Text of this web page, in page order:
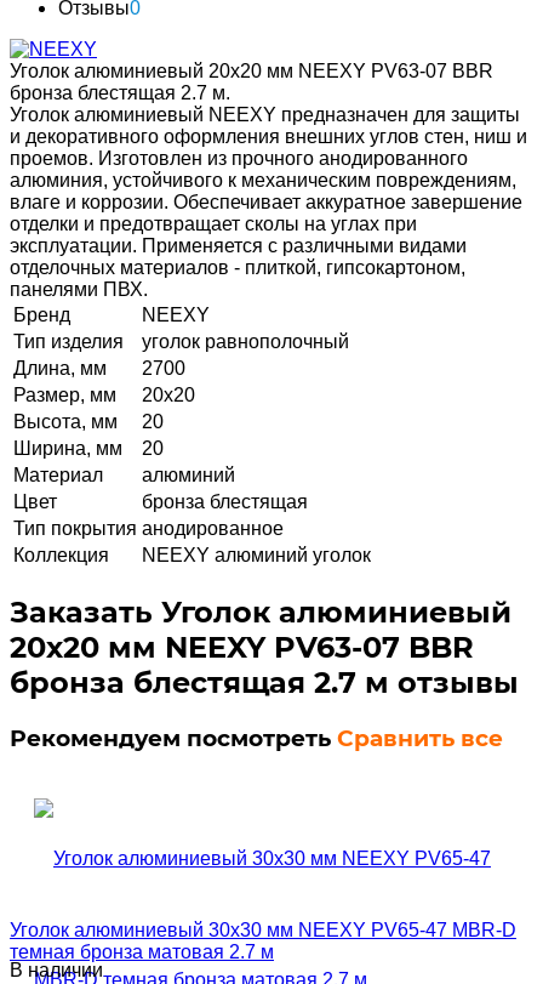
Отзывы0
Уголок алюминиевый 20х20 мм NEEXY PV63-07 BBR
бронза блестящая 2.7 м.
Уголок алюминиевый NEEXY предназначен для защиты
и декоративного оформления внешних углов стен, ниш и
проемов. Изготовлен из прочного анодированного
алюминия, устойчивого к механическим повреждениям,
влаге и коррозии. Обеспечивает аккуратное завершение
отделки и предотвращает сколы на углах при
эксплуатации. Применяется с различными видами
отделочных материалов - плиткой, гипсокартоном,
панелями ПВХ.
Бренд
NEEXY
Тип изделия
уголок равнополочный
Длина, мм
2700
Размер, мм
20х20
Высота, мм
20
Ширина, мм
20
Материал
алюминий
Цвет
бронза блестящая
Тип покрытия анодированное
Коллекция
NEEXY алюминий уголок
Заказать Уголок алюминиевый
20х20 мм NEEXY PV63-07 BBR
бронза блестящая 2.7 м отзывы
Рекомендуем посмотреть Сравнить все
Уголок алюминиевый 30х30 мм NEEXY PV65-47 MBR-D
темная бронза матовая 2.7 м
В наличии